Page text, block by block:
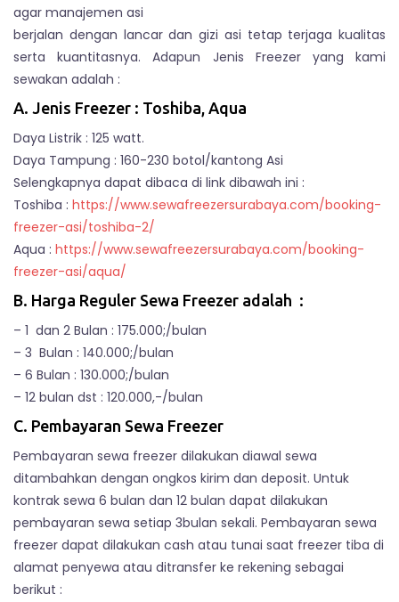
agar manajemen asi
berjalan dengan lancar dan gizi asi tetap terjaga kualitas
serta kuantitasnya. Adapun Jenis Freezer yang kami
sewakan adalah :
A. Jenis Freezer : Toshiba, Aqua
Daya Listrik : 125 watt.
Daya Tampung : 160-230 botol/kantong Asi
Selengkapnya dapat dibaca di link dibawah ini :
Toshiba : https://www.sewafreezersurabaya.com/booking-
freezer-asi/toshiba-2/
Aqua : https://www.sewafreezersurabaya.com/booking-
freezer-asi/aqua/
B. Harga Reguler Sewa Freezer adalah :
– 1 dan 2 Bulan : 175.000;/bulan
– 3 Bulan : 140.000;/bulan
– 6 Bulan : 130.000;/bulan
– 12 bulan dst : 120.000,-/bulan
C. Pembayaran Sewa Freezer
Pembayaran sewa freezer dilakukan diawal sewa
ditambahkan dengan ongkos kirim dan deposit. Untuk
kontrak sewa 6 bulan dan 12 bulan dapat dilakukan
pembayaran sewa setiap 3bulan sekali. Pembayaran sewa
freezer dapat dilakukan cash atau tunai saat freezer tiba di
alamat penyewa atau ditransfer ke rekening sebagai
berikut :